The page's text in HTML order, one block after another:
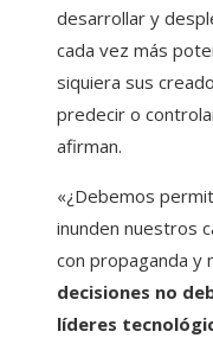
desarrollar y
cada vez más
siquiera sus
predecir o
afirman.
«¿Debemos
inunden nuestros
con propaganda y
decisiones no
líderes